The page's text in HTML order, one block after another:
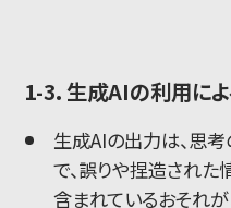
1-3. 生成AIの利用に
生成AIの出力は、思
で、誤りや捏造され
含まれているおそれが